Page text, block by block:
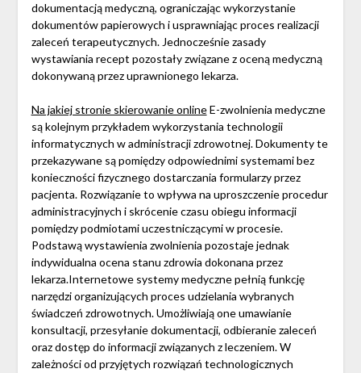
dokumentacją medyczną, ograniczając wykorzystanie
dokumentów papierowych i usprawniając proces realizacji
zaleceń terapeutycznych. Jednocześnie zasady
wystawiania recept pozostały związane z oceną medyczną
dokonywaną przez uprawnionego lekarza.
Na jakiej stronie skierowanie onlineE-zwolnienia medyczne
są kolejnym przykładem wykorzystania technologii
informatycznych w administracji zdrowotnej. Dokumenty te
przekazywane są pomiędzy odpowiednimi systemami bez
konieczności fizycznego dostarczania formularzy przez
pacjenta. Rozwiązanie to wpływa na uproszczenie procedur
administracyjnych i skrócenie czasu obiegu informacji
pomiędzy podmiotami uczestniczącymi w procesie.
Podstawą wystawienia zwolnienia pozostaje jednak
indywidualna ocena stanu zdrowia dokonana przez
lekarza.Internetowe systemy medyczne pełnią funkcję
narzędzi organizujących proces udzielania wybranych
świadczeń zdrowotnych. Umożliwiają one umawianie
konsultacji, przesyłanie dokumentacji, odbieranie zaleceń
oraz dostęp do informacji związanych z leczeniem. W
zależności od przyjętych rozwiązań technologicznych